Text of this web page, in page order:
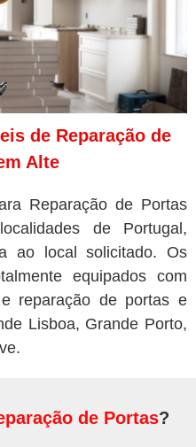
de Reparação de
Alte
Reparação de Portas
de Portugal,
ao local solicitado. Os
equipados com
reparação de portas e
Lisboa, Grande Porto,
de Portas?